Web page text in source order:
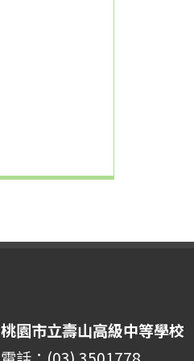
桃園市立壽山高級中等學校